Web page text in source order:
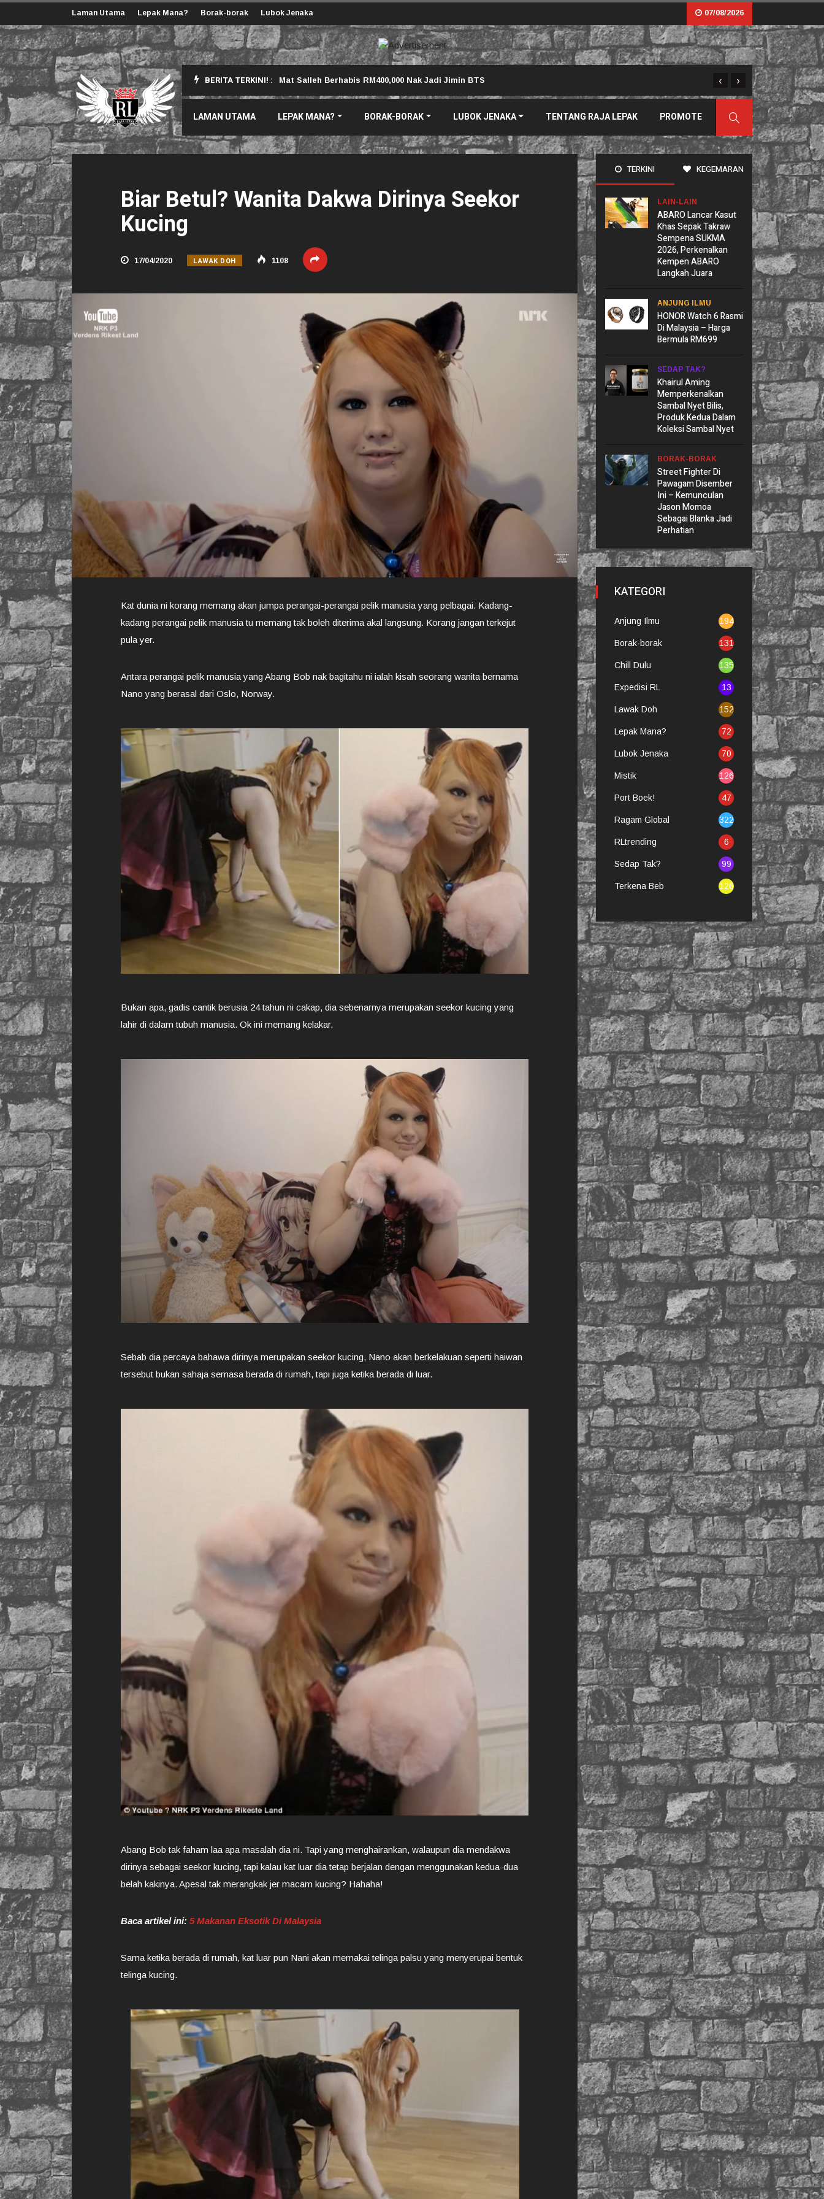
Laman Utama Lepak Mana? Borak-borak Lubok Jenaka 07/08/2026
BERITA TERKINI! :
Korang Perlu Tahu Mat Salleh Berhabis RM400,000 Nak Jadi Jimin BTS Sama Tapi Tak Serupa:
‹ ›
LAMAN UTAMA LEPAK MANA? BORAK-BORAK LUBOK JENAKA TENTANG RAJA LEPAK PROMOTE
Biar Betul? Wanita Dakwa Dirinya Seekor
Kucing
17/04/2020 LAWAK DOH 1108
Kat dunia ni korang memang akan jumpa perangai-perangai pelik manusia yang pelbagai. Kadang-
kadang perangai pelik manusia tu memang tak boleh diterima akal langsung. Korang jangan terkejut
pula yer.
Antara perangai pelik manusia yang Abang Bob nak bagitahu ni ialah kisah seorang wanita bernama
Nano yang berasal dari Oslo, Norway.
Bukan apa, gadis cantik berusia 24 tahun ni cakap, dia sebenarnya merupakan seekor kucing yang
lahir di dalam tubuh manusia. Ok ini memang kelakar.
Sebab dia percaya bahawa dirinya merupakan seekor kucing, Nano akan berkelakuan seperti haiwan
tersebut bukan sahaja semasa berada di rumah, tapi juga ketika berada di luar.
Abang Bob tak faham laa apa masalah dia ni. Tapi yang menghairankan, walaupun dia mendakwa
dirinya sebagai seekor kucing, tapi kalau kat luar dia tetap berjalan dengan menggunakan kedua-dua
belah kakinya. Apesal tak merangkak jer macam kucing? Hahaha!
Baca artikel ini: 5 Makanan Eksotik Di Malaysia
Sama ketika berada di rumah, kat luar pun Nani akan memakai telinga palsu yang menyerupai bentuk
telinga kucing.
TERKINI KEGEMARAN
LAIN-LAIN
ABARO Lancar Kasut
Khas Sepak Takraw
Sempena SUKMA
2026, Perkenalkan
Kempen ABARO
Langkah Juara
ANJUNG ILMU
HONOR Watch 6 Rasmi
Di Malaysia – Harga
Bermula RM699
SEDAP TAK?
Khairul Aming
Memperkenalkan
Sambal Nyet Bilis,
Produk Kedua Dalam
Koleksi Sambal Nyet
BORAK-BORAK
Street Fighter Di
Pawagam Disember
Ini – Kemunculan
Jason Momoa
Sebagai Blanka Jadi
Perhatian
KATEGORI
Anjung Ilmu 194
Borak-borak 131
Chill Dulu 135
Expedisi RL 13
Lawak Doh 152
Lepak Mana? 72
Lubok Jenaka 70
Mistik 126
Port Boek! 47
Ragam Global 322
RLtrending 6
Sedap Tak? 99
Terkena Beb 126